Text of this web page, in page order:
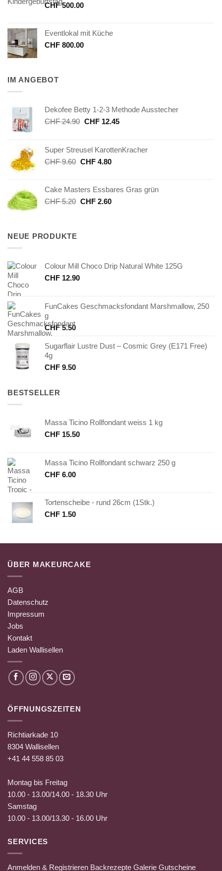
CHF500.00
Eventlokal mit Küche
CHF 800.00
IM ANGEBOT
Dekofee Betty 1-2-3 Methode Ausstecher
CHF24.90 Ursprünglicher
CHF 24.90
CHF12.45Aktueller
CHF 12.45.
Super Streusel KarottenKracher
CHF9.60 Ursprünglicher
CHF 9.60
CHF4.80Aktueller
CHF 4.80.
Cake Masters Essbares Gras grün
CHF5.20 Ursprünglicher
CHF2.60Aktueller
NEUE PRODUKTE
Colour Mill Choco Drip Natural White 125G
CHF 12.90
FunCakes Geschmacksfondant Marshmallow, 250
g
CHF5.50
Sugarflair Lustre Dust – Cosmic Grey (E171 Free)
4g
CHF 9.50
BESTSELLER
Massa Ticino Rollfondant weiss 1 kg
CHF 15.50
Massa Ticino Rollfondant schwarz 250 g
CHF 6.00
Tortenscheibe - rund 26cm (1Stk.)
CHF 1.50
ÜBER MAKEURCAKE
AGB
Datenschutz
Impressum
Jobs
Kontakt
Laden Wallisellen
ÖFFNUNGSZEITEN
Richtiarkade 10
8304 Wallisellen
+41 44 558 85 03
Montag bis Freitag
10.00 - 13.00/14.00 - 18.30 Uhr
Samstag
10.00 - 13.00/13.30 - 16.00 Uhr
SERVICES
Anmelden & Registrieren Backrezepte Galerie Gutscheine